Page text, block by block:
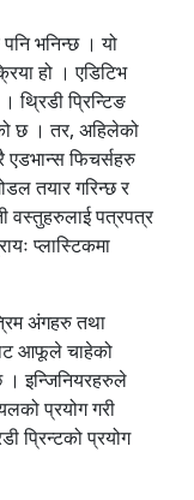
पनि भनिन्छ । यो
हो । एडिटिभ
थ्रिडी प्रिन्टिङ
छ । तर, अहिलेको
फिचर्सहरु
तयार गरिन्छ र
वस्तुहरुलाई पत्रपत्र
प्लास्टिकमा
अंगहरु तथा
आफूले चाहेको
। इन्जिनियरहरुले
प्रयोग गरी
प्रिन्टको प्रयोग